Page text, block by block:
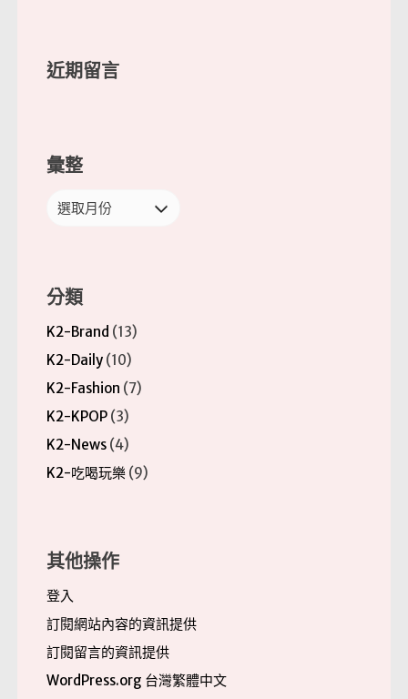
近期留言
彙整
彙
分類
K2-Brand (13)
K2-Daily(10)
K2-Fashion (7)
K2-KPOP(3)
K2-News(4)
K2-吃喝玩樂(9)
其他操作
登入
訂閱網站內容的資訊提供
訂閱留言的資訊提供
WordPress.org 台灣繁體中文